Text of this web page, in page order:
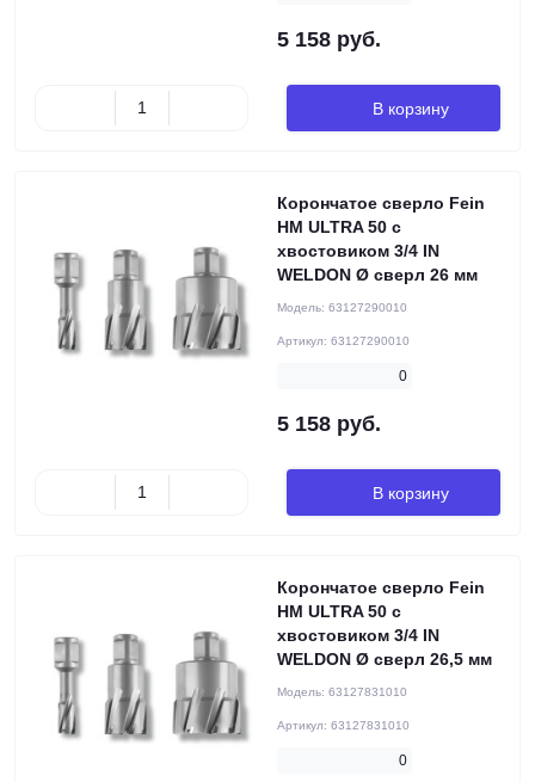
5 158 руб.
В корзину
Корончатое сверло Fein
HM ULTRA 50 с
хвостовиком 3/4 IN
WELDON Ø сверл 26 мм
Модель: 63127290010
Артикул: 63127290010
0
5 158 руб.
В корзину
Корончатое сверло Fein
HM ULTRA 50 с
хвостовиком 3/4 IN
WELDON Ø сверл 26,5 мм
Модель: 63127831010
Артикул: 63127831010
0